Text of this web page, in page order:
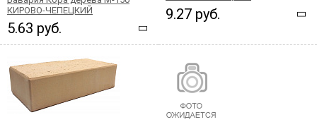
КИРОВО-ЧЕПЕЦКИЙ
5.63 руб.
9.27 руб.